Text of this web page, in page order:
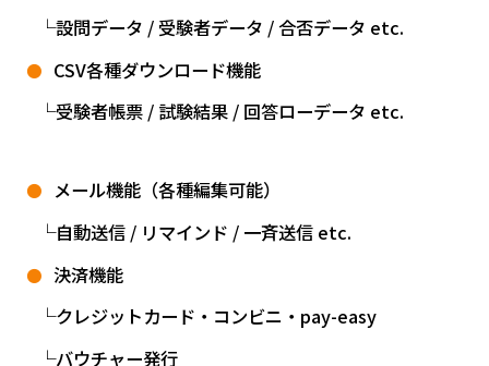
設問データ / 受験者データ / 合否データ etc.
CSV各種ダウンロード機能
受験者帳票 / 試験結果 / 回答ローデータ etc.
メール機能（各種編集可能）
自動送信 / リマインド / 一斉送信 etc.
決済機能
クレジットカード・コンビニ・pay-easy
バウチャー発行